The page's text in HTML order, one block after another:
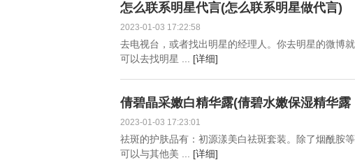
怎么联系明星代言(怎么联系明星做代言)
2023-01-03 17:22:58
去电视台，或者找出明星的经理人。你去明星的微博
可以去找明星 ... [详细]
倩碧晶采嫩白精华露(倩碧水嫩保湿精华露
2023-01-03 17:23:01
祛斑的护肤品有：初源漾美白祛斑套装。除了烟酰胺
可以与其他美 ... [详细]